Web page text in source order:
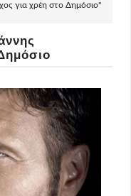
για χρέη στο Δημόσιο"